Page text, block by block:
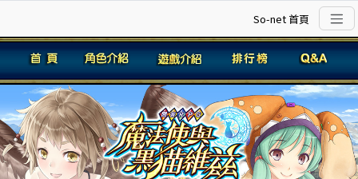
So-net 首頁